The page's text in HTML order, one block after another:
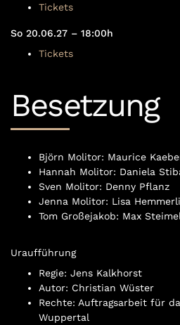
Tickets
So 20.06.27 – 18:00h
Tickets
Besetzung
Björn Molitor: Maurice
Hannah Molitor: Daniela
Sven Molitor: Denny Pflanz
Jenna Molitor: Lisa
Tom Großejakob: Max Steimel
Uraufführung
Regie: Jens Kalkhorst
Autor: Christian Wüster
Rechte: Auftragsarbeit für
Wuppertal